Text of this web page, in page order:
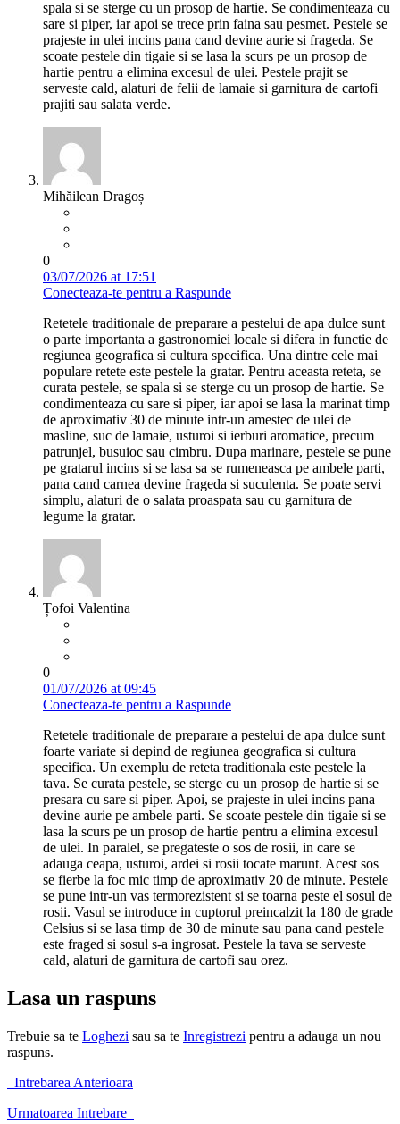
spala si se sterge cu un prosop de hartie. Se condimenteaza cu
sare si piper, iar apoi se trece prin faina sau pesmet. Pestele se
prajeste in ulei incins pana cand devine aurie si frageda. Se
scoate pestele din tigaie si se lasa la scurs pe un prosop de
hartie pentru a elimina excesul de ulei. Pestele prajit se
serveste cald, alaturi de felii de lamaie si garnitura de cartofi
prajiti sau salata verde.
Mihăilean Dragoș
0
03/07/2026 at 17:51
Conecteaza-te pentru a Raspunde
Retetele traditionale de preparare a pestelui de apa dulce sunt
o parte importanta a gastronomiei locale si difera in functie de
regiunea geografica si cultura specifica. Una dintre cele mai
populare retete este pestele la gratar. Pentru aceasta reteta, se
curata pestele, se spala si se sterge cu un prosop de hartie. Se
condimenteaza cu sare si piper, iar apoi se lasa la marinat timp
de aproximativ 30 de minute intr-un amestec de ulei de
masline, suc de lamaie, usturoi si ierburi aromatice, precum
patrunjel, busuioc sau cimbru. Dupa marinare, pestele se pune
pe gratarul incins si se lasa sa se rumeneasca pe ambele parti,
pana cand carnea devine frageda si suculenta. Se poate servi
simplu, alaturi de o salata proaspata sau cu garnitura de
legume la gratar.
Țofoi Valentina
0
01/07/2026 at 09:45
Conecteaza-te pentru a Raspunde
Retetele traditionale de preparare a pestelui de apa dulce sunt
foarte variate si depind de regiunea geografica si cultura
specifica. Un exemplu de reteta traditionala este pestele la
tava. Se curata pestele, se sterge cu un prosop de hartie si se
presara cu sare si piper. Apoi, se prajeste in ulei incins pana
devine aurie pe ambele parti. Se scoate pestele din tigaie si se
lasa la scurs pe un prosop de hartie pentru a elimina excesul
de ulei. In paralel, se pregateste o sos de rosii, in care se
adauga ceapa, usturoi, ardei si rosii tocate marunt. Acest sos
se fierbe la foc mic timp de aproximativ 20 de minute. Pestele
se pune intr-un vas termorezistent si se toarna peste el sosul de
rosii. Vasul se introduce in cuptorul preincalzit la 180 de grade
Celsius si se lasa timp de 30 de minute sau pana cand pestele
este fraged si sosul s-a ingrosat. Pestele la tava se serveste
cald, alaturi de garnitura de cartofi sau orez.
Lasa un raspuns
Trebuie sa te Loghezi sau sa te Inregistrezi pentru a adauga un nou
raspuns.
Intrebarea Anterioara
Urmatoarea Intrebare